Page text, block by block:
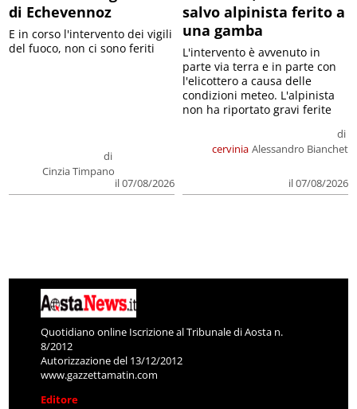
di Echevennoz
di
Cinzia Timpano
il 07/08/2026
E in corso l'intervento dei vigili
del fuoco, non ci sono feriti
salvo alpinista ferito a
una gamba
cervinia
di
Alessandro Bianchet
il 07/08/2026
L'intervento è avvenuto in
parte via terra e in parte con
l'elicottero a causa delle
condizioni meteo. L'alpinista
non ha riportato gravi ferite
Quotidiano online Iscrizione al Tribunale di Aosta n.
8/2012
Autorizzazione del 13/12/2012
www.gazzettamatin.com
Editore